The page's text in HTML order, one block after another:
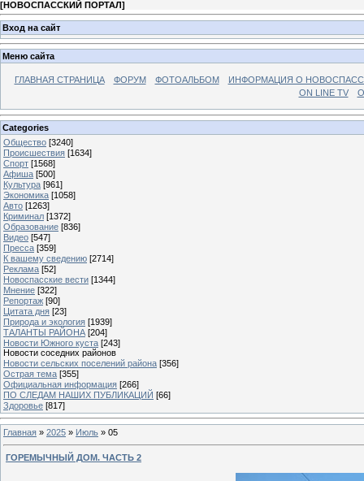
[НОВОСПАССКИЙ ПОРТАЛ]
Вход на сайт
Меню сайта
ГЛАВНАЯ СТРАНИЦА ФОРУМ ФОТОАЛЬБОМ
ИНФОРМАЦИЯ О
ON LINE TV
Categories
Общество [3240]
Происшествия [1634]
Спорт [1568]
Афиша [500]
Культура [961]
Экономика [1058]
Авто [1263]
Криминал [1372]
Образование [836]
Видео [547]
Пресса [359]
К вашему сведению [2714]
Реклама [52]
Новоспасские вести [1344]
Мнение [322]
Репортаж [90]
Цитата дня [23]
Природа и экология [1939]
ТАЛАНТЫ РАЙОНА [204]
Новости Южного куста [243]
Новости соседних районов
Новости сельских поселений района [356]
Острая тема [355]
Официальная информация [266]
ПО СЛЕДАМ НАШИХ ПУБЛИКАЦИЙ [66]
Здоровье [817]
Главная » 2025 » Июль » 05
ГОРЕМЫЧНЫЙ ДОМ. ЧАСТЬ 2